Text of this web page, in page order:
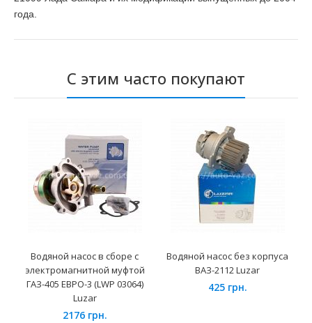
года.
С этим часто покупают
Водяной насос в сборе с
электромагнитной муфтой
ГАЗ-405 ЕВРО-3 (LWP 03064)
Luzar
2176 грн.
Водяной насос без корпуса
ВАЗ-2112 Luzar
425 грн.